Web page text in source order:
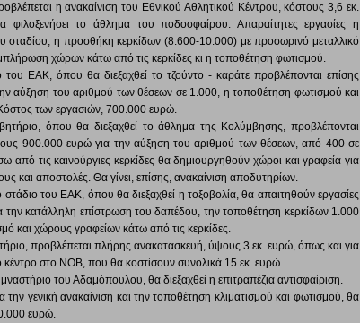
η ανακαίνιση του Εθνικού Αθλητικού Κέντρου, κόστους 3,6 εκ.
το άθλημα του ποδοσφαίρου. Απαραίτητες εργασίες η
σταδίου, η προσθήκη κερκίδων (8.600-10.000) με προσωρινό μεταλλικό
χώρων κάτω από τις κερκίδες κι η τοποθέτηση φωτισμού.
του ΕΑΚ, όπου θα διεξαχθεί το τζούντο - καράτε προβλέπονται επίσης
αύξηση του αριθμού των θέσεων σε 1.000, η τοποθέτηση φωτισμού και
των εργασιών, 700.000 ευρώ.
όπου θα διεξαχθεί το άθλημα της Κολύμβησης, προβλέπονται
900.000 ευρώ για την αύξηση του αριθμού των θέσεων, από 400 σε
από τις καινούργιες κερκίδες θα δημιουργηθούν χώροι και γραφεία για
και αποστολές. Θα γίνει, επίσης, ανακαίνιση αποδυτηρίων.
στάδιο του ΕΑΚ, όπου θα διεξαχθεί η τοξοβολία, θα απαιτηθούν εργασίες
την κατάλληλη επίστρωση του δαπέδου, την τοποθέτηση κερκίδων 1.000
και χώρους γραφείων κάτω από τις κερκίδες.
προβλέπεται πλήρης ανακατασκευή, ύψους 3 εκ. ευρώ, όπως και για
κέντρο στο ΝΟΒ, που θα κοστίσουν συνολικά 15 εκ. ευρώ.
του Αδαμόπουλου, θα διεξαχθεί η επιτραπέζια αντισφαίριση.
την γενική ανακαίνιση και την τοποθέτηση κλιματισμού και φωτισμού, θα
ευρώ.